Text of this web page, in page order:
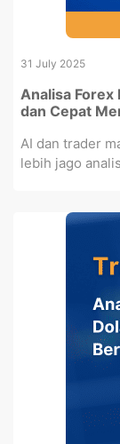
31 July 2025
Analisa Forex
dan Cepat
AI dan trader
lebih jago